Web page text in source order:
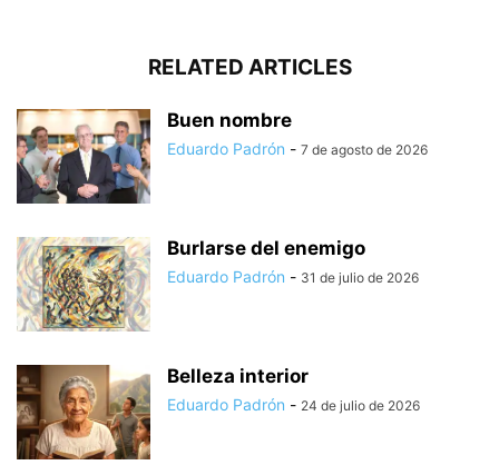
RELATED ARTICLES
Buen nombre
Eduardo Padrón - 7 de agosto de 2026
Burlarse del enemigo
Eduardo Padrón - 31 de julio de 2026
Belleza interior
Eduardo Padrón - 24 de julio de 2026